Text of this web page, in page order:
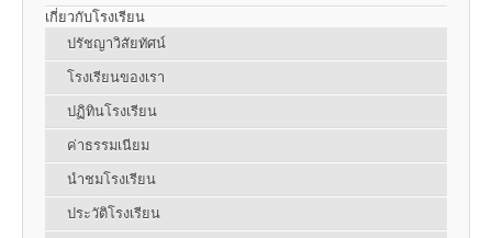
เกี่ยวกับโรงเรียน
ปรัชญาวิสัยทัศน์
โรงเรียนของเรา
ปฏิทินโรงเรียน
ค่าธรรมเนียม
นำชมโรงเรียน
ประวัติโรงเรียน